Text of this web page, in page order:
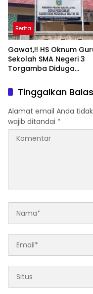
Berita
Gawat,!! HS Oknum
Sekolah SMA Negeri 3
Torgamba Diduga
Lulus PPPK, Kacapdis
Rantau Prapat Jangan
Diam
Tinggalkan
Alamat email Anda
wajib ditandai *